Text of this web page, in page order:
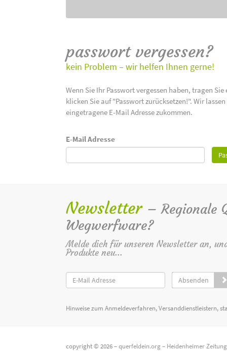
passwort vergessen?
kein Problem – wir helfen Ihnen gerne!
Wenn Sie Ihr Passwort vergessen haben, tragen
klicken Sie auf "Passwort zurücksetzen!". Wir
eingetragene E-Mail Adresse zukommen.
E-Mail Adresse
Newsletter – Regionale
Wegwerfware?
Melde dich für unseren Newsletter an,
Produkte neu...
Absenden
Hinweise zum Anmeldeverfahren, Versanddienstleistern,
copyright © 2026 –querfeldein.org– Heidenheimer